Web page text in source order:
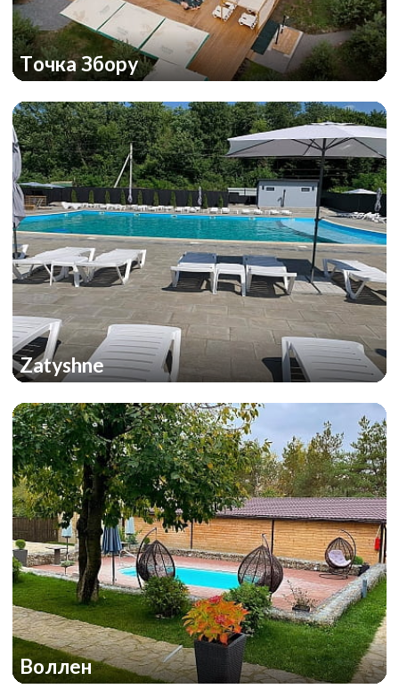
Точка Збору
Zatyshne
Воллен